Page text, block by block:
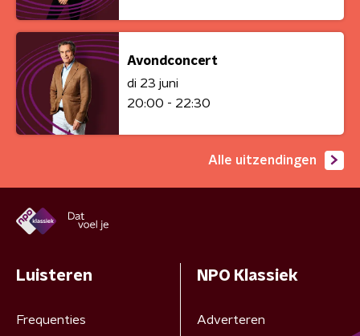
Avondconcert
di 23 juni
20:00 - 22:30
Alle uitzendingen
Luisteren
Frequenties
NPO Klassiek
Adverteren